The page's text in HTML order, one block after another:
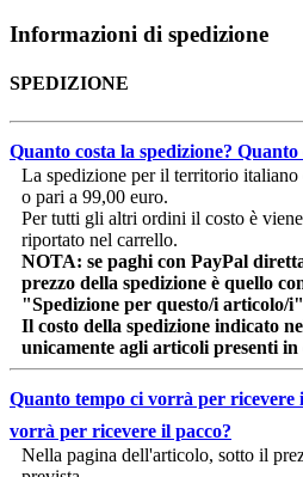
Informazioni di spedizione
SPEDIZIONE
Quanto costa la spedizione? Quanto
La spedizione per il territorio
o pari a 99,00 euro.
Per tutti gli altri ordini il costo è
riportato nel carrello.
NOTA: se paghi con PayPal
prezzo della spedizione è quello
"Spedizione per questo/i articolo/
Il costo della spedizione indicato
unicamente agli articoli presenti in
Quanto tempo ci vorrà per ricevere
vorrà per ricevere il pacco?
Nella pagina dell'articolo, sotto il